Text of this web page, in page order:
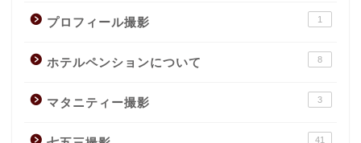
プロフィール撮影 1
ホテルペンションについて 8
マタニティー撮影 3
41